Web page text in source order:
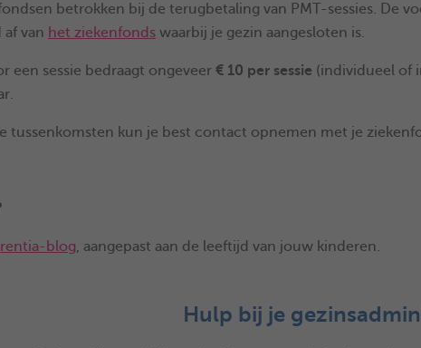
betrokken bij de terugbetaling van PMT-sessies. De
van het ziekenfonds waarbij je gezin aangesloten is.
een sessie bedraagt ongeveer € 10 per sessie (individueel of
tussenkomsten kun je best contact opnemen met je
blog, aangepast aan de leeftijd van jouw kinderen.
Hulp bij je